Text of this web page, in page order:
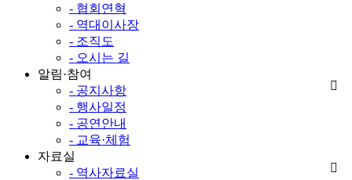
- 협회연혁
- 역대이사장
- 조직도
- 오시는 길
알림·참여
- 공지사항
- 행사일정
- 공연안내
- 교육·체험
자료실
- 역사자료실